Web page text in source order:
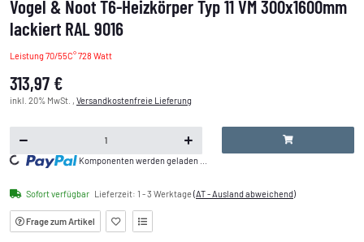
Vogel & Noot T6-Heizkörper Typ 11 VM 300x1600mm
lackiert RAL 9016
Leistung 70/55C° 728 Watt
313,97 €
inkl. 20% MwSt. , Versandkostenfreie Lieferung
Loading... Komponenten werden geladen ...
Sofort verfügbar Lieferzeit: 1 - 3 Werktage(AT - Ausland abweichend)
Frage zum Artikel